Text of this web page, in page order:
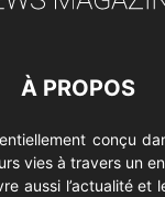
À PROPOS
conçu
vies à travers un
aussi l’actualité et